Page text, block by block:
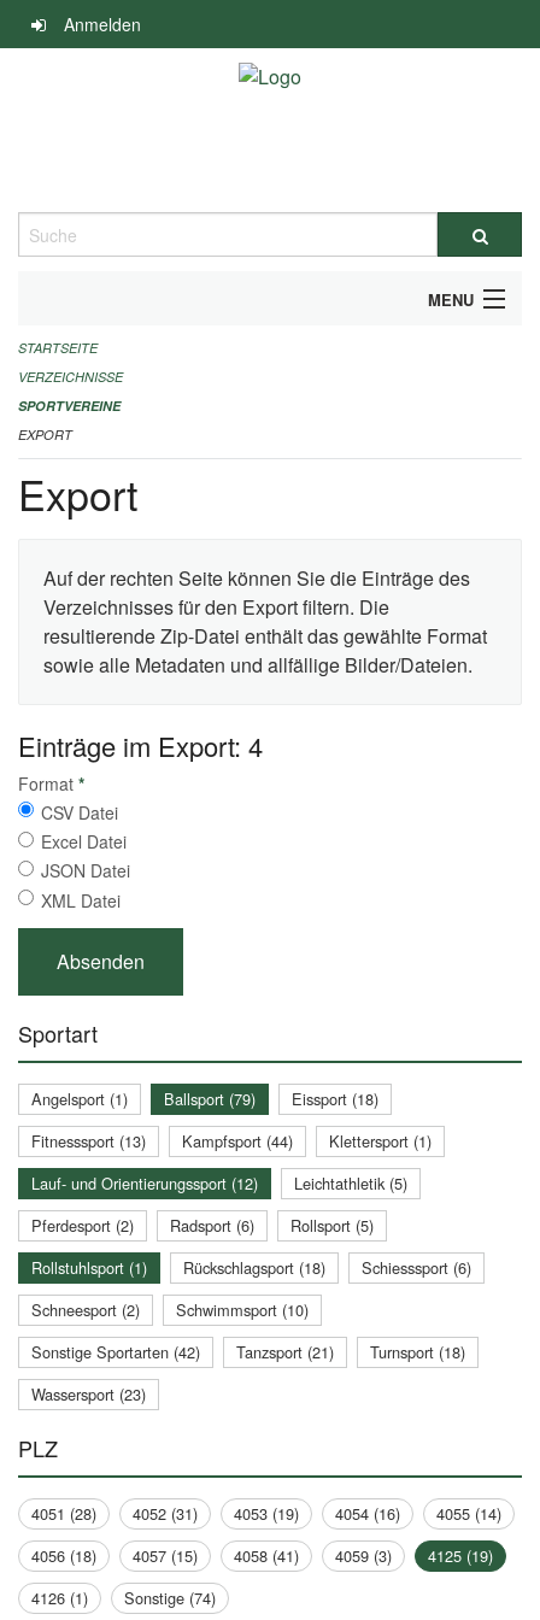
Navigation
überspringen
Anmelden
Suche
MENU
ALLGEMEINE INFORMATIONEN
FINANZIELLE UNTERSTÜTZUNG BENÖTIGT?
KONTAKT
STARTSEITE
VERZEICHNISSE
SPORTVEREINE
EXPORT
Export
Auf der rechten Seite können Sie die Einträge des
Verzeichnisses für den Export filtern. Die
resultierende Zip-Datei enthält das gewählte Format
sowie alle Metadaten und allfällige Bilder/Dateien.
Einträge im Export: 4
Format *
CSV Datei
Excel Datei
JSON Datei
XML Datei
Sportart
Angelsport (1) Ballsport (79)
Eissport (18)
Fitnesssport (13)
Kampfsport (44)
Klettersport (1)
Lauf- und Orientierungssport (12)
Leichtathletik (5)
Pferdesport (2)
Radsport (6)
Rollsport (5)
Rollstuhlsport (1)
Rückschlagsport (18)
Schiesssport (6)
Schneesport (2)
Schwimmsport (10)
Sonstige Sportarten (42)
Tanzsport (21)
Turnsport (18)
Wassersport (23)
PLZ
4051 (28) 4052 (31) 4053 (19) 4054 (16)
4055 (14)
4056 (18)
4057 (15) 4058 (41) 4059 (3)
4125 (19)
4126 (1)
Sonstige (74)